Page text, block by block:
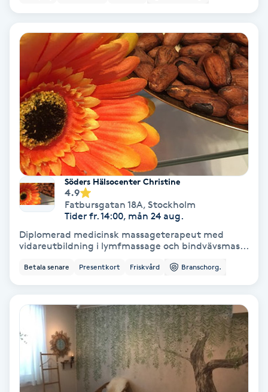
Brynplockning
Bröllopsuppsättning
Celluliter
Coachning
Color correction
Cryoterapi
Damklippning
Dermapen
Diamantslipning
Söders Hälsocenter Christine
4.9
Fatbursgatan 18A, Stockholm
Tider fr. 14:00, mån 24 aug.
Diplomerad medicinsk massageterapeut med
vidareutbildning i lymfmassage och bindvävsmas...
Betala senare Presentkort Friskvård Branschorg.